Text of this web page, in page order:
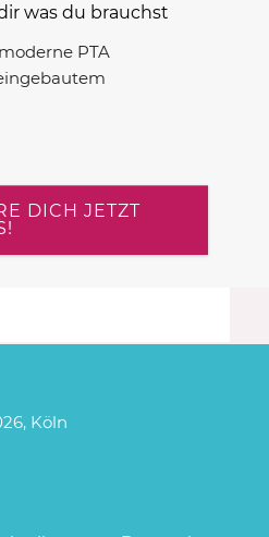
was du brauchst
PTA
DICH JETZT
Köln